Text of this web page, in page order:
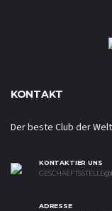
KONTAKT
Der beste Club der
KONTAKTIER UNS
ADRESSE